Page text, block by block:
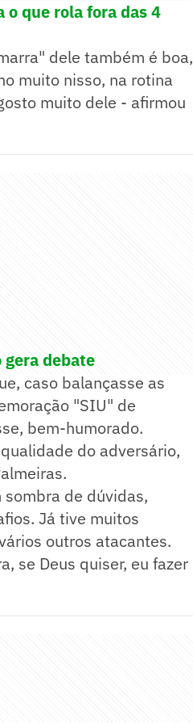
o que rola fora das 4
dele também é boa,
muito nisso, na rotina
muito dele - afirmou
debate
caso balançasse as
"SIU" de
bem-humorado.
do adversário,
sombra de dúvidas,
Já tive muitos
outros atacantes.
se Deus quiser, eu fazer